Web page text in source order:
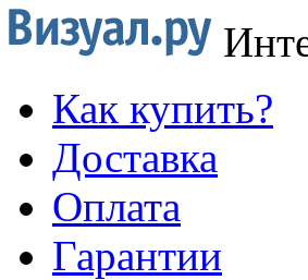
Как купить?
Доставка
Оплата
Гарантии